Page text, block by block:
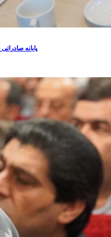
پایانه